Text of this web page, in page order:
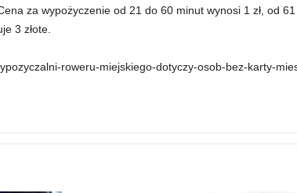
za wypożyczenie od 21 do 60 minut wynosi 1 zł, od
3 złote.
roweru-miejskiego-dotyczy-osob-bez-karty-